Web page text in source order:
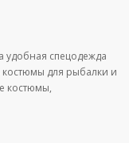
удобная спецодежда
для рыбалки и
костюмы,